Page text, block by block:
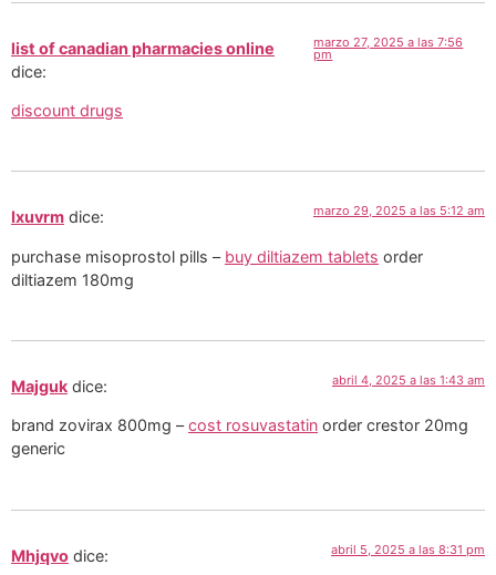
list of canadian pharmacies online
dice:
marzo 27, 2025 a las 7:56
pm
discount drugs
Ixuvrm dice: marzo 29, 2025 a las 5:12 am
purchase misoprostol pills – buy diltiazem tablets order
diltiazem 180mg
Majguk dice: abril 4, 2025 a las 1:43 am
brand zovirax 800mg –cost rosuvastatin order crestor 20mg
generic
Mhjqvo dice: abril 5, 2025 a las 8:31 pm